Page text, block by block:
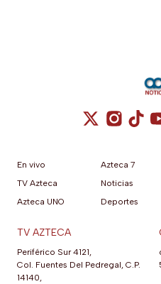
Cuenta de
Cuenta
En vivo
TV Azteca
Azteca UNO
Azteca 7
Noticias
Deportes
TV AZTECA
Periférico Sur 4121,
Col. Fuentes Del Pedregal, C.P.
14140,